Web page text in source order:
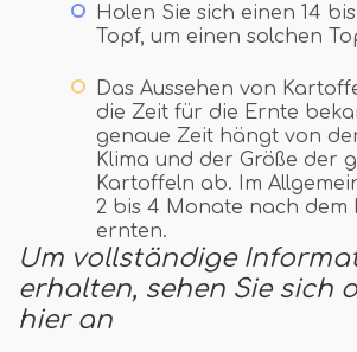
Holen Sie sich einen 14
Topf, um einen solchen
Das Aussehen von
die Zeit für die Ernte
genaue Zeit hängt von
Klima und der Größe der
Kartoffeln ab. Im
2 bis 4 Monate nach dem
ernten.
Um vollständige
erhalten, sehen Sie sich
hier an